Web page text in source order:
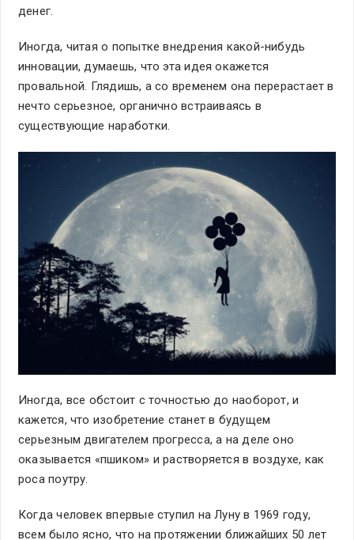
денег.
Иногда, читая о попытке внедрения какой-нибудь
инновации, думаешь, что эта идея окажется
провальной. Глядишь, а со временем она перерастает в
нечто серьезное, органично встраиваясь в
существующие наработки.
Иногда, все обстоит с точностью до наоборот, и
кажется, что изобретение станет в будущем
серьезным двигателем прогресса, а на деле оно
оказывается «пшиком» и растворяется в воздухе, как
роса поутру.
Когда человек впервые ступил на Луну в 1969 году,
всем было ясно, что на протяжении ближайших 50 лет